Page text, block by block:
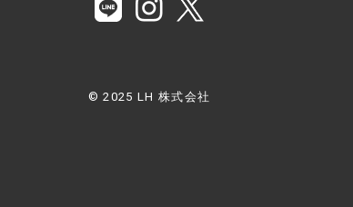
© 2025 LH 株式会社